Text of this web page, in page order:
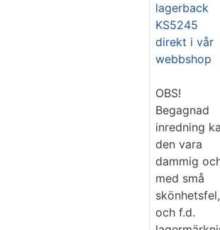
lagerback
KS5245
direkt i vår
webbshop
OBS!
Begagnad
inredning
den vara
dammig
med små
skönhetsfel,
och f.d.